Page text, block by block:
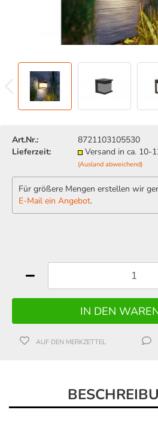
Art.Nr.:
8721103105530
Lieferzeit:
Versand in ca. 10-
(Ausland abweichend)
Für größere Mengen erstellen wir
E-Mail ein Angebot.
AUF DEN MERKZETTEL